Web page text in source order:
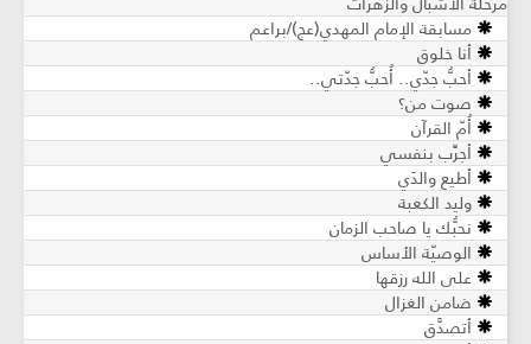
مسابقة الإمام المهدي(عج)/براعم
أنا خلوق
أحبُّ جدّي.. أُحبُّ جدّتي..
صوت من؟
أُمّ القرآن
أجرِّب بنفسي
أطيع والدَي
وليد الكعبة
نحبُّك يا صاحب الزمان
الوصيّة الأساس
على الله رزقها
ضامن الغزال
أتصدَّق